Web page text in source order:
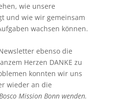
wie unsere
und wie wir gemeinsam
wachsen können.
ebenso die
Herzen DANKE zu
konnten wir uns
wieder an die
Mission Bonn wenden.